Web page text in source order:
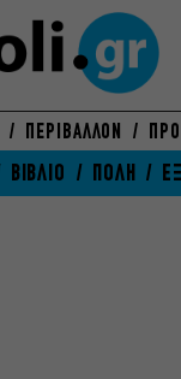
ΠΕΡΙΒΑΛΛΟΝ
ΒΙΒΛΙΟ ΠΟΛΗ